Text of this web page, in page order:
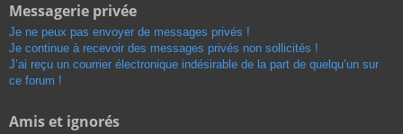
Messagerie privée
Je ne peux pas envoyer de messages privés !
Je continue à recevoir des messages privés non sollicités !
J’ai reçu un courrier électronique indésirable de la part de quelqu’un sur
ce forum !
Amis et ignorés